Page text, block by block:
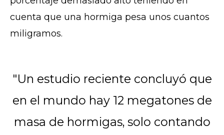
cuenta que una hormiga pesa unos cuantos
miligramos.
"Un estudio reciente concluyó que
en el mundo hay 12 megatones de
masa de hormigas, solo contando